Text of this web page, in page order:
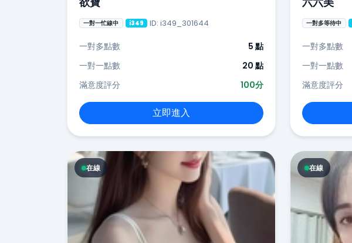
一對一忙線中 i349 ID: i349_301644
一對多點數
5 點
一對一點數
20 點
滿意度評分
100分
立即進入
一對多等待中
一對多點數
一對一點數
滿意度評分
在線 在線